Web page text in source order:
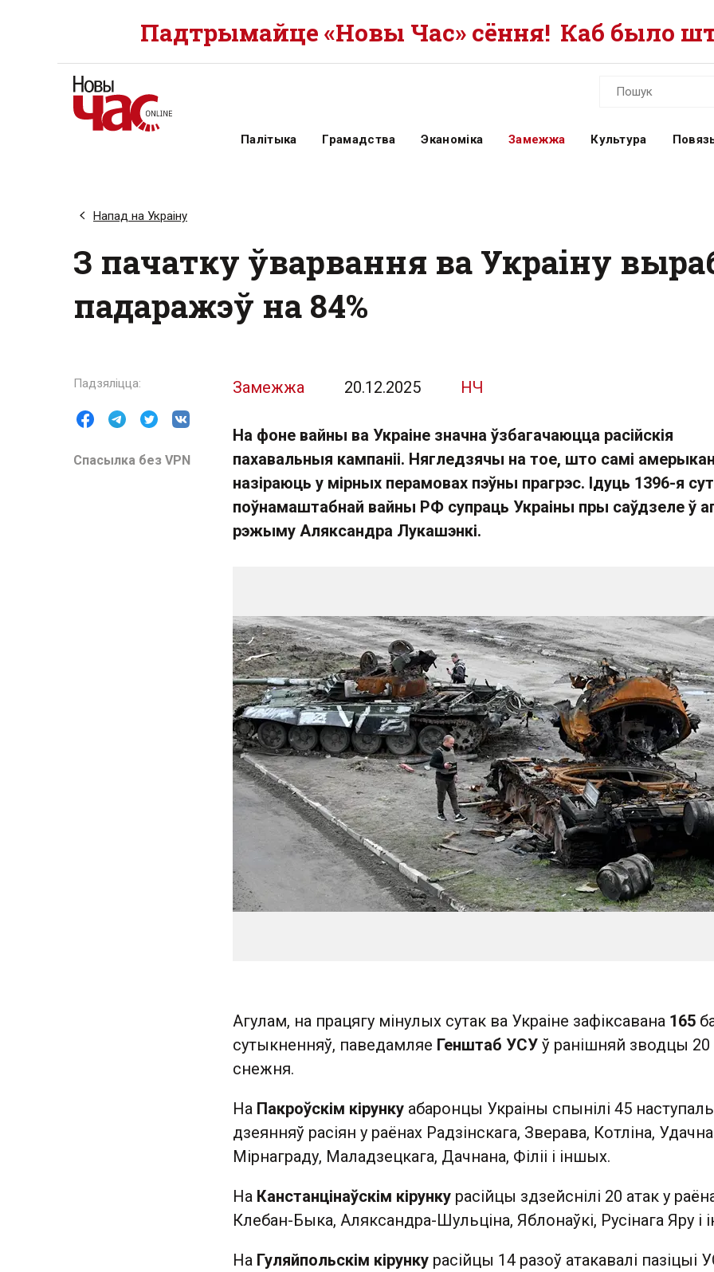
Падтрымайце «Новы Час» сёння! Каб было
Палітыка Грамадства Эканоміка Замежжа Культура
Напад на Украіну
З пачатку ўварвання ва Украіну
падаражэў на 84%
Спасылка без VPN
Замежжа 20.12.2025 НЧ
На фоне вайны ва Украіне значна ўзбагачаюцца расійскія
пахавальныя кампаніі. Нягледзячы на тое, што самі
назіраюць у мірных перамовах пэўны прагрэс. Ідуць 1396-я
поўнамаштабнай вайны РФ супраць Украіны пры саўдзеле ў
рэжыму Аляксандра Лукашэнкі.
Агулам, на працягу мінулых сутак ва Украіне зафіксавана 165
сутыкненняў, паведамляе Генштаб УСУ ў ранішняй зводцы 20
снежня.
На Пакроўскім кірунку абаронцы Украіны спынілі 45
дзеянняў расіян у раёнах Радзінскага, Зверава, Котліна,
Мірнаграду, Маладзецкага, Дачнана, Філіі і іншых.
На Канстанцінаўскім кірунку расійцы здзейснілі 20 атак у
Клебан-Быка, Аляксандра-Шульціна, Яблонаўкі, Русінага Яру і
На Гуляйпольскім кірунку расійцы 14 разоў атакавалі пазіцыі